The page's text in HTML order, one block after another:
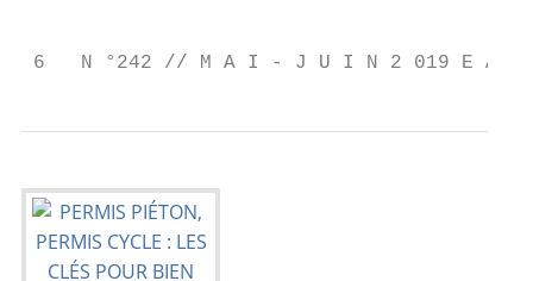
6   N °242 // M A I - J U I N 2 019 E A U B